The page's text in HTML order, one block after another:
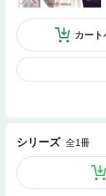
カート
シリーズ 全1冊